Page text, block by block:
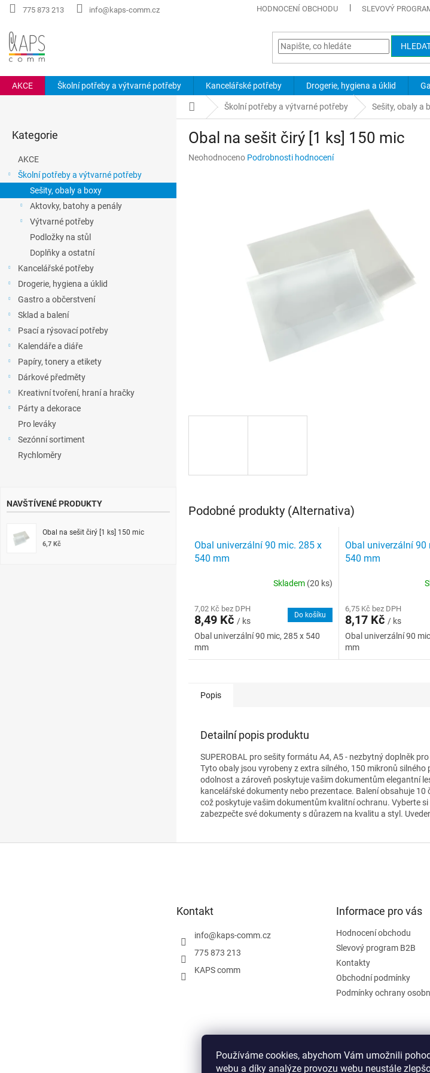
Používáme cookies, abychom Vám umožnili
webu a díky analýze provozu webu neustále
Přejít
775 873 213 info@kaps-comm.cz HODNOCENÍ OBCHODU SLEVOVÝ
AKCE Školní potřeby a výtvarné potřeby Kancelářské potřeby Drogerie, hygiena a úklid
n
kategorie
Kategorie
AKCE
Školní potřeby a výtvarné potřeby
Sešity, obaly a boxy
Aktovky, batohy a penály
Výtvarné potřeby
Podložky na stůl
Doplňky a ostatní
Kancelářské potřeby
Drogerie, hygiena a úklid
Gastro a občerstvení
Sklad a balení
Psací a rýsovací potřeby
Kalendáře a diáře
Papíry, tonery a etikety
Dárkové předměty
Kreativní tvoření, hraní a hračky
Párty a dekorace
Pro leváky
Sezónní sortiment
Rychloměry
NAVŠTÍVENÉ PRODUKTY
Obal na sešit čirý [1 ks] 150 mic
6,7 Kč
Domů Školní potřeby a výtvarné potřeby Sešity, obaly a
Obal na sešit čirý [1 ks] 150 mic
Průměrné
Neohodnoceno Podrobnosti hodnocení
Podobné produkty (Alternativa)
Obal univerzální 90 mic. 285 x
540 mm
Skladem (20 ks)
7,02 Kč bez DPH
8,49 Kč / ks
Do košíku
Obal univerzální 90 mic, 285 x 540
mm
Obal univerzální 90
540 mm
6,75 Kč bez DPH
8,17 Kč/ ks
Obal univerzální 90
mm
Popis
Detailní popis produktu
SUPEROBAL pro sešity formátu A4, A5 - nezbytný doplněk
Tyto obaly jsou vyrobeny z extra silného, 150 mikronů
odolnost a zároveň poskytuje vašim dokumentům elegantní
kancelářské dokumenty nebo prezentace. Balení obsahuje
což poskytuje vašim dokumentům kvalitní ochranu. Vyberte si
zabezpečte své dokumenty s důrazem na kvalitu a styl.
Kontakt
info@kaps-comm.cz
775 873 213
KAPS comm
Informace pro vás
Hodnocení obchodu
Slevový program B2B
Kontakty
Obchodní podmínky
Podmínky ochrany